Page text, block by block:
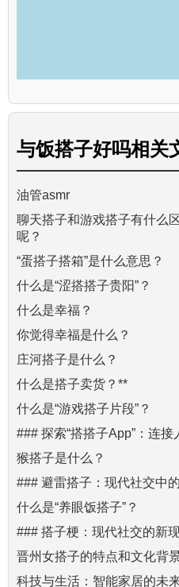
与饭搭子好吗相关
油管asmr
聊天搭子和游戏搭子有什么
呢？
“蛋搭子搭箱”是什么意思？
什么是“涩搭搭子贵阳”？
什么是幸福？
你觉得幸福是什么？
庄河搭子是什么？
什么是搭子卖货？**
什么是“游戏搭子片段”？
### 探索“搭搭子App”：连
猴搭子是什么？
### 避雷搭子：现代社交中
什么是“养眼饭搭子”？
### 搭子梗：现代社交的新
晋州女搭子的特点和文化背
科技与生活：智能家居的未